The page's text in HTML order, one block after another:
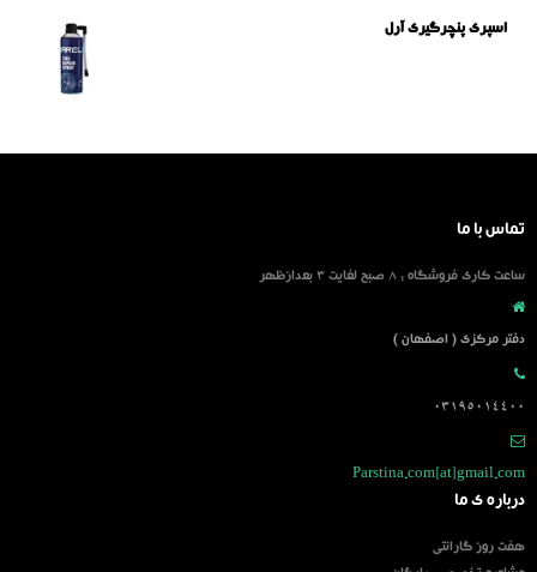
اسپری پنچرگیری آرل
تماس با ما
ساعت کاری فروشگاه : 8 صبح لغایت 3 بعدازظهر
دفتر مرکزی ( اصفهان )
03195014400
Parstina.com[at]gmail.com
درباره ی ما
هفت روز گارانتی